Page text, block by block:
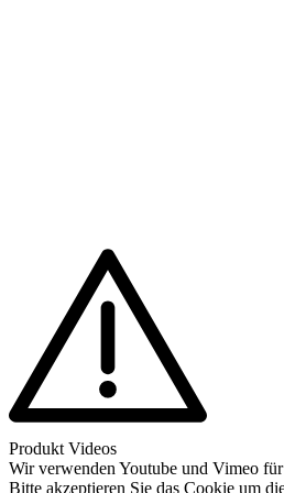
Produkt Videos
Wir verwenden Youtube und Vimeo
Bitte akzeptieren Sie das Cookie um